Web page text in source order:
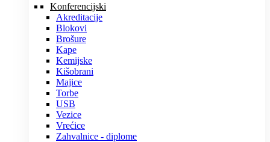
Konferencijski
Akreditacije
Blokovi
Brošure
Kape
Kemijske
Kišobrani
Majice
Torbe
USB
Vezice
Vrećice
Zahvalnice - diplome